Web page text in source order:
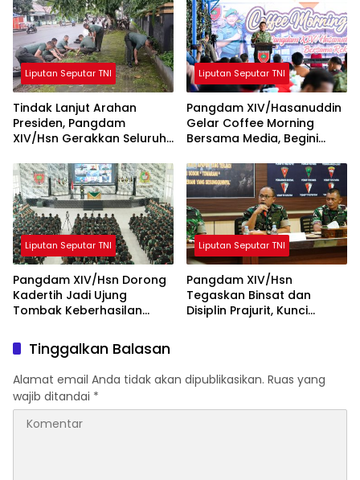
Workshop
Liputan Seputar TNI
Tindak Lanjut Arahan
Presiden, Pangdam
XIV/Hsn Gerakkan Seluruh
Lingkungan
Liputan Seputar TNI
Pangdam XIV/Hasanuddin
Gelar Coffee Morning
Bersama Media, Begini
Liputan Seputar TNI
Pangdam XIV/Hsn Dorong
Kadertih Jadi Ujung
Tombak Keberhasilan
XIV/Hsn
Liputan Seputar TNI
Pangdam XIV/Hsn
Tegaskan Binsat dan
Disiplin Prajurit, Kunci
Tinggalkan Balasan
Alamat email Anda tidak akan dipublikasikan. Ruas yang
wajib ditandai *